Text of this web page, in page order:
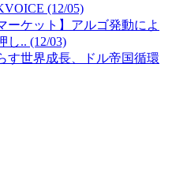
(12/05)
ーケット】アルゴ発動によ
し.. (12/03)
す世界成長、ドル帝国循環